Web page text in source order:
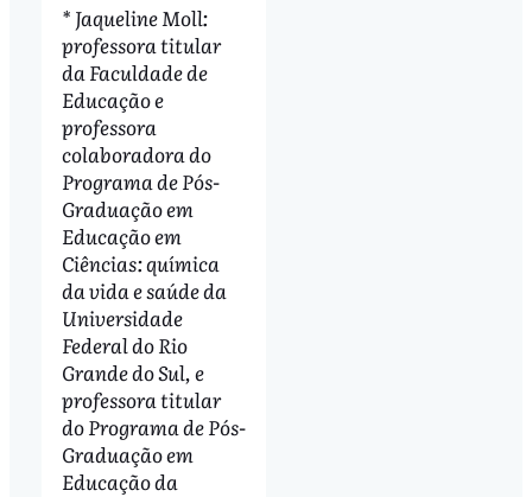
* Jaqueline Moll:
professora titular
da Faculdade de
Educação e
professora
colaboradora do
Programa de Pós-
Graduação em
Educação em
Ciências: química
da vida e saúde da
Universidade
Federal do Rio
Grande do Sul, e
professora titular
do Programa de Pós-
Graduação em
Educação da